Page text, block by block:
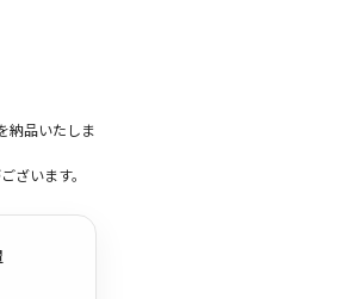
納品いたしま
ざいます。